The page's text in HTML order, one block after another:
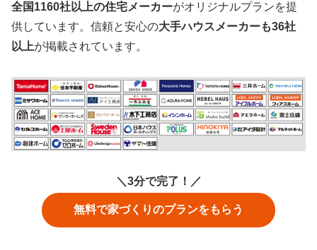
全国1160社以上の住宅メーカーがオリジナルプランを提
供しています。信頼と安心の大手ハウスメーカーも36社
以上が掲載されています。
＼3分で完了！／
無料で家づくりのプランをもらう